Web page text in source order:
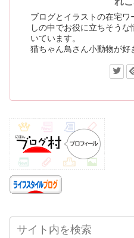
ブログとイラストの在宅ワ
しの中でお役に立ちそう
いています。
猫ちゃん鳥さん小動物が好